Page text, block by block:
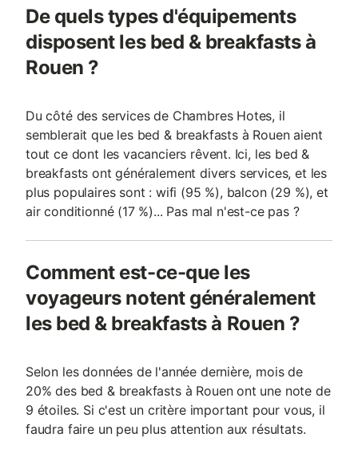
De quels types d'équipements
disposent les bed & breakfasts à
Rouen ?
Du côté des services de Chambres Hotes, il
semblerait que les bed & breakfasts à Rouen aient
tout ce dont les vacanciers rêvent. Ici, les bed &
breakfasts ont généralement divers services, et les
plus populaires sont : wifi (95 %), balcon (29 %), et
air conditionné (17 %)... Pas mal n'est-ce pas ?
Comment est-ce-que les
voyageurs notent généralement
les bed & breakfasts à Rouen ?
Selon les données de l'année dernière, mois de
20% des bed & breakfasts à Rouen ont une note de
9 étoiles. Si c'est un critère important pour vous, il
faudra faire un peu plus attention aux résultats.